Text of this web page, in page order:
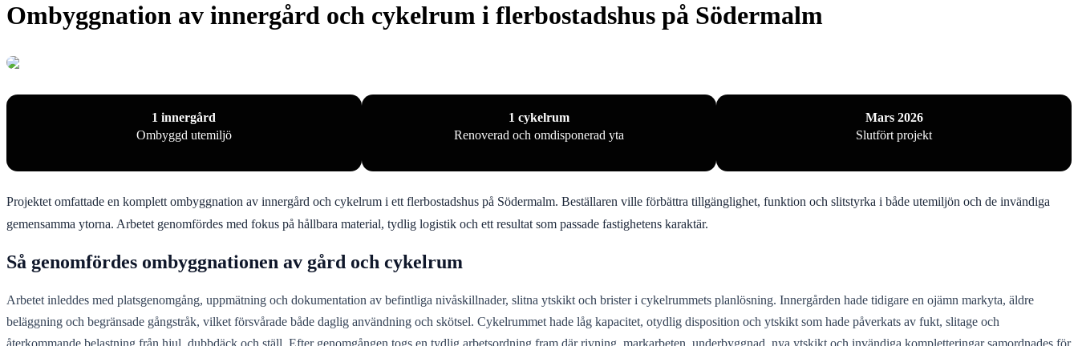
Ombyggnation av innergård och cykelrum i flerbostadshus på Södermalm
1 innergård
Ombyggd utemiljö
1 cykelrum
Renoverad och omdisponerad yta
Mars 2026
Slutfört projekt
Projektet omfattade en komplett ombyggnation av innergård och cykelrum i ett flerbostadshus på Södermalm. Beställaren ville förbättra tillgänglighet, funktion och slitstyrka i både utemiljön och de invändiga
gemensamma ytorna. Arbetet genomfördes med fokus på hållbara material, tydlig logistik och ett resultat som passade fastighetens karaktär.
Så genomfördes ombyggnationen av gård och cykelrum
Arbetet inleddes med platsgenomgång, uppmätning och dokumentation av befintliga nivåskillnader, slitna ytskikt och brister i cykelrummets planlösning. Innergården hade tidigare en ojämn markyta, äldre
beläggning och begränsade gångstråk, vilket försvårade både daglig användning och skötsel. Cykelrummet hade låg kapacitet, otydlig disposition och ytskikt som hade påverkats av fukt, slitage och